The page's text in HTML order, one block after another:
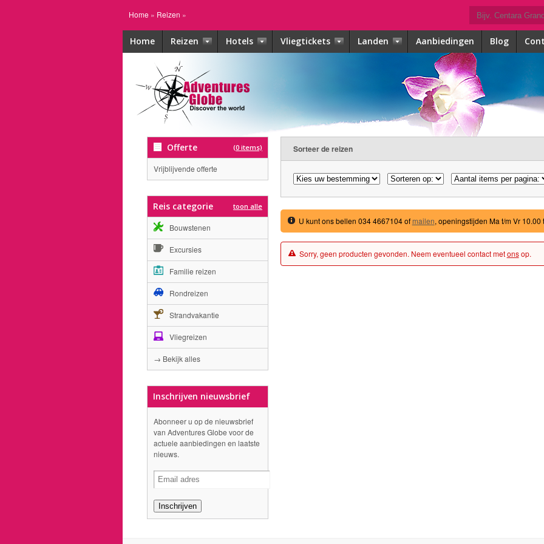
Home » Reizen »
Home Reizen Hotels Vliegtickets Landen Aanbiedingen Blog
Offerte (0 items)
Vrijblijvende offerte
Reis categorie toon alle
Bouwstenen
Excursies
Familie reizen
Rondreizen
Strandvakantie
Vliegreizen
→ Bekijk alles
Inschrijven nieuwsbrief
Abonneer u op de nieuwsbrief
van Adventures Globe voor de
actuele aanbiedingen en laatste
nieuws.
Sorteer de reizen
U kunt ons bellen 034 4667104 ofmailen, openingstijden Ma t/m Vr
Sorry, geen producten gevonden. Neem eventueel contact metonsop.